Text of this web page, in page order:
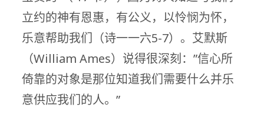
立约的神有恩惠，有公义，以怜悯为怀，
乐意帮助我们（诗一一六5-7）。艾默斯
（William Ames）说得很深刻：”信心所
倚靠的对象是那位知道我们需要什么并乐
意供应我们的人。”